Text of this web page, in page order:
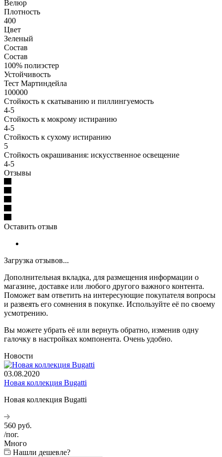
Велюр
Плотность
400
Цвет
Зеленый
Состав
Состав
100% полиэстер
Устойчивость
Тест Мартиндейла
100000
Стойкость к скатыванию и пиллингуемость
4-5
Стойкость к мокрому истиранию
4-5
Стойкость к сухому истиранию
5
Стойкость окрашивания: искусственное освещение
4-5
Отзывы
Оставить отзыв
Загрузка отзывов...
Дополнительная вкладка, для размещения информации о
магазине, доставке или любого другого важного контента.
Поможет вам ответить на интересующие покупателя вопросы
и развеять его сомнения в покупке. Используйте её по своему
усмотрению.
Вы можете убрать её или вернуть обратно, изменив одну
галочку в настройках компонента. Очень удобно.
Новости
03.08.2020
Новая коллекция Bugatti
Новая коллекция Bugatti
560 руб.
/пог.
Много
Нашли дешевле?